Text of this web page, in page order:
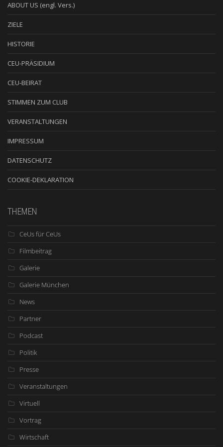
ABOUT US (engl. Vers.)
ZIELE
HISTORIE
CEU-PRÄSIDIUM
CEU-BEIRAT
STIMMEN ZUM CLUB
VERANSTALTUNGEN
IMPRESSUM
DATENSCHUTZ
COOKIE-DEKLARATION
THEMEN
CeUs für CeUs
Filmbeitrag
Galerie
Galerie München
News
Partner
Podcast
Politik
Presse
Veranstaltungen
Virtuell
Vortrag
Wirtschaft